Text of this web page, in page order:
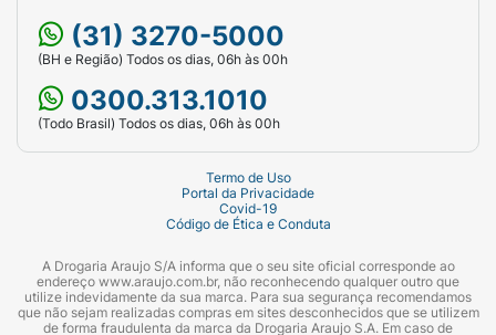
(31) 3270-5000
(BH e Região) Todos os dias, 06h às 00h
0300.313.1010
(Todo Brasil) Todos os dias, 06h às 00h
Termo de Uso
Portal da Privacidade
Covid-19
Código de Ética e Conduta
A Drogaria Araujo S/A informa que o seu site oficial corresponde ao
endereço www.araujo.com.br, não reconhecendo qualquer outro que
utilize indevidamente da sua marca. Para sua segurança recomendamos
que não sejam realizadas compras em sites desconhecidos que se utilizem
de forma fraudulenta da marca da Drogaria Araujo S.A. Em caso de